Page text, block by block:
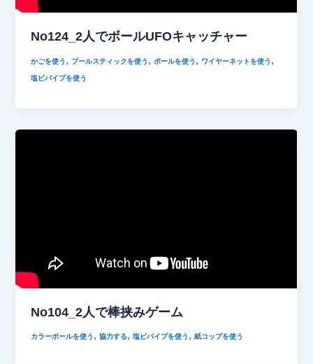
No124_2人でボールUFOキャッチャー
かごを使う , プールスティックを使う , ボールを使う , ワイヤーネットを使う ,
塩ビパイプを使う
No104_2人で棒挟みゲーム
カラーボールを使う ,協力する,塩ビパイプを使う ,紙コップを使う